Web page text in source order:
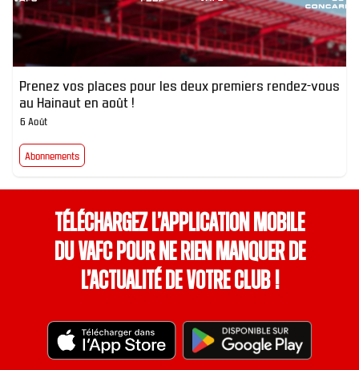
Prenez vos places pour les deux premiers rendez-vous
au Hainaut en août !
6 Août
Abonnements
Téléchargez l’application mobile
du VAFC pour ne rien manquer de
l’actualité de votre club !